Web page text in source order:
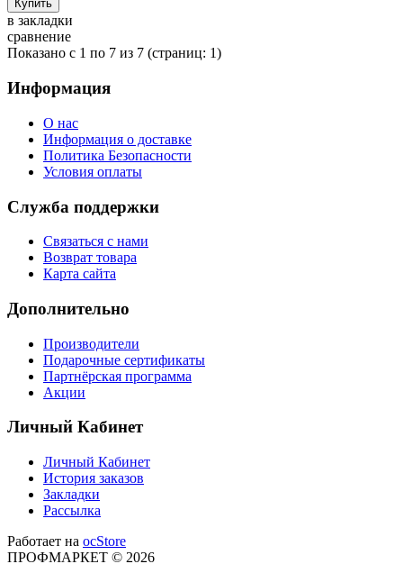
в закладки
сравнение
Показано с 1 по 7 из 7 (страниц: 1)
Информация
О нас
Информация о доставке
Политика Безопасности
Условия оплаты
Служба поддержки
Связаться с нами
Возврат товара
Карта сайта
Дополнительно
Производители
Подарочные сертификаты
Партнёрская программа
Акции
Личный Кабинет
Личный Кабинет
История заказов
Закладки
Рассылка
Работает на ocStore
ПРОФМАРКЕТ © 2026